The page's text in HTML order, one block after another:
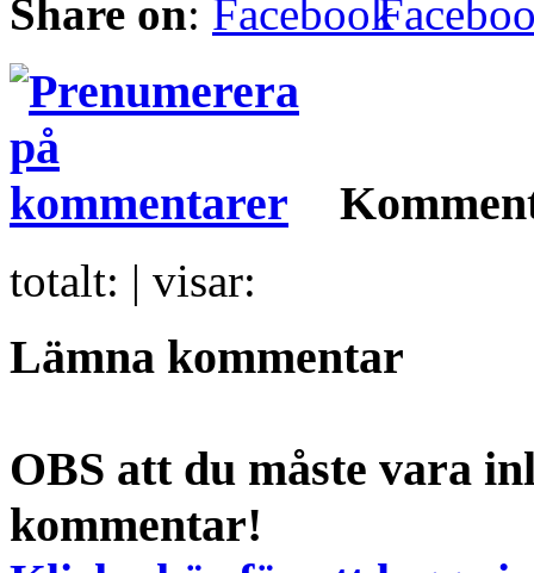
Share on:
totalt: | visar:
Lämna kommentar
OBS att du måste vara
kommentar!